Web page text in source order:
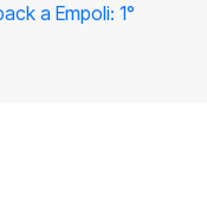
a Empoli: 1°